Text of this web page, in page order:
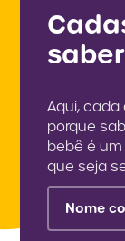
Aqui,
porque
bebê é
que seja
Nome